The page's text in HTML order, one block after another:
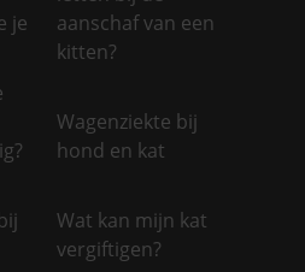
je
aanschaf van een
kitten?
Wagenziekte bij
hond en kat
Wat kan mijn kat
vergiftigen?